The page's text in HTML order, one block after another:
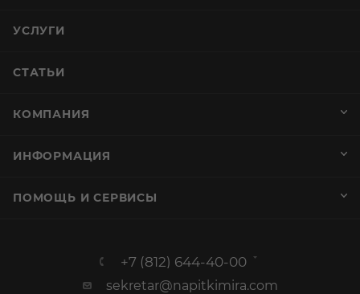
УСЛУГИ
СТАТЬИ
КОМПАНИЯ
ИНФОРМАЦИЯ
ПОМОЩЬ И СЕРВИСЫ
+7 (812) 644-40-00
sekretar@napitkimira.com